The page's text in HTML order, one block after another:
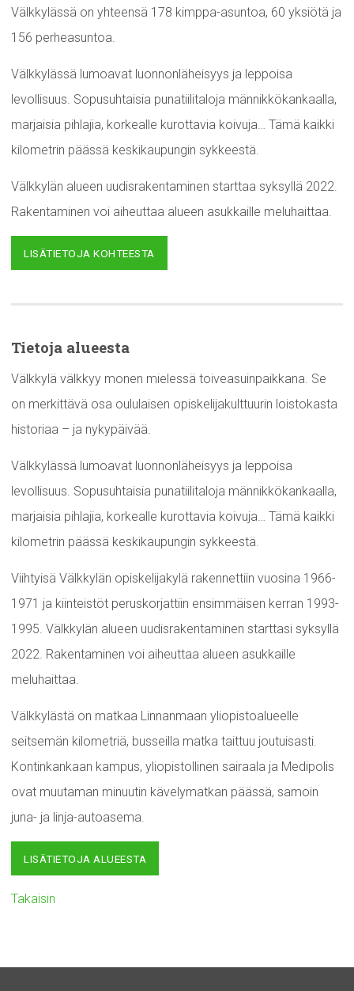
Välkkylässä on yhteensä 178 kimppa-asuntoa, 60 yksiötä ja
156 perheasuntoa.
Välkkylässä lumoavat luonnonläheisyys ja leppoisa
levollisuus. Sopusuhtaisia punatiilitaloja männikkökankaalla,
marjaisia pihlajia, korkealle kurottavia koivuja… Tämä kaikki
kilometrin päässä keskikaupungin sykkeestä.
Välkkylän alueen uudisrakentaminen starttaa syksyllä 2022.
Rakentaminen voi aiheuttaa alueen asukkaille meluhaittaa.
LISÄTIETOJA KOHTEESTA
Tietoja alueesta
Välkkylä välkkyy monen mielessä toiveasuinpaikkana. Se
on merkittävä osa oululaisen opiskelijakulttuurin loistokasta
historiaa – ja nykypäivää.
Välkkylässä lumoavat luonnonläheisyys ja leppoisa
levollisuus. Sopusuhtaisia punatiilitaloja männikkökankaalla,
marjaisia pihlajia, korkealle kurottavia koivuja… Tämä kaikki
kilometrin päässä keskikaupungin sykkeestä.
Viihtyisä Välkkylän opiskelijakylä rakennettiin vuosina 1966-
1971 ja kiinteistöt peruskorjattiin ensimmäisen kerran 1993-
1995. Välkkylän alueen uudisrakentaminen starttasi syksyllä
2022. Rakentaminen voi aiheuttaa alueen asukkaille
meluhaittaa.
Välkkylästä on matkaa Linnanmaan yliopistoalueelle
seitsemän kilometriä, busseilla matka taittuu joutuisasti.
Kontinkankaan kampus, yliopistollinen sairaala ja Medipolis
ovat muutaman minuutin kävelymatkan päässä, samoin
juna- ja linja-autoasema.
LISÄTIETOJA ALUEESTA
Takaisin